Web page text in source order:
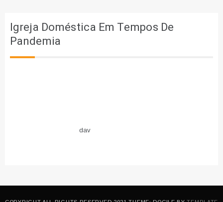
Igreja Doméstica Em Tempos De
Pandemia
dav